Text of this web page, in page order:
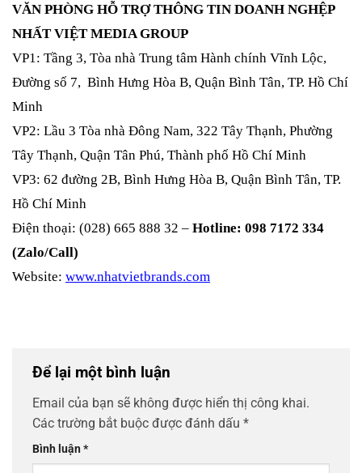
VĂN PHÒNG HỖ TRỢ THÔNG TIN DOANH NGHỆP
NHẤT VIỆT MEDIA GROUP
VP1: Tầng 3, Tòa nhà Trung tâm Hành chính Vĩnh Lộc,
Đường số 7, Bình Hưng Hòa B, Quận Bình Tân, TP. Hồ Chí
Minh
VP2: Lầu 3 Tòa nhà Đông Nam, 322 Tây Thạnh, Phường
Tây Thạnh, Quận Tân Phú, Thành phố Hồ Chí Minh
VP3: 62 đường 2B, Bình Hưng Hòa B, Quận Bình Tân, TP.
Hồ Chí Minh
Điện thoại: (028) 665 888 32 – Hotline: 098 7172 334
(Zalo/Call)
Website: www.nhatvietbrands.com
Để lại một bình luận
Email của bạn sẽ không được hiển thị công khai.
Các trường bắt buộc được đánh dấu *
Bình luận*